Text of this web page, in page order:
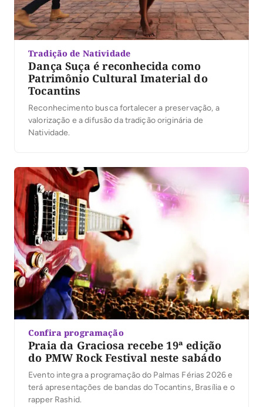
Tradição de Natividade
Dança Suça é reconhecida como
Patrimônio Cultural Imaterial do
Tocantins
Reconhecimento busca fortalecer a preservação, a
valorização e a difusão da tradição originária de
Natividade.
Confira programação
Praia da Graciosa recebe 19ª edição
do PMW Rock Festival neste sabádo
Evento integra a programação do Palmas Férias 2026 e
terá apresentações de bandas do Tocantins, Brasília e o
rapper Rashid.